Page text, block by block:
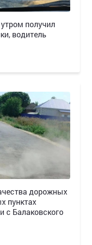
получил
водитель
дорожных
пунктах
с Балаковского